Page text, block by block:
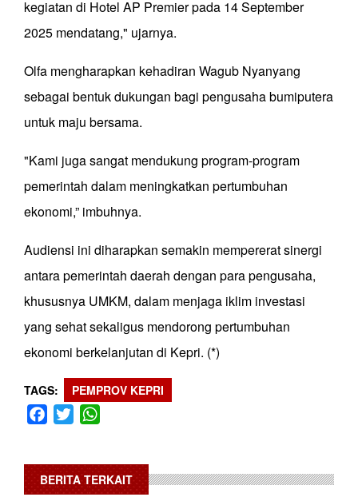
kegiatan di Hotel AP Premier pada 14 September
2025 mendatang," ujarnya.
Olfa mengharapkan kehadiran Wagub Nyanyang
sebagai bentuk dukungan bagi pengusaha bumiputera
untuk maju bersama.
"Kami juga sangat mendukung program-program
pemerintah dalam meningkatkan pertumbuhan
ekonomi,” imbuhnya.
Audiensi ini diharapkan semakin mempererat sinergi
antara pemerintah daerah dengan para pengusaha,
khususnya UMKM, dalam menjaga iklim investasi
yang sehat sekaligus mendorong pertumbuhan
ekonomi berkelanjutan di Kepri. (*)
TAGS PEMPROV KEPRI
Facebook
Twitter
BERITA TERKAIT